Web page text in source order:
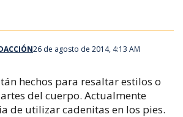
26 de agosto de 2014, 4:13 AM
hechos para resaltar estilos o
del cuerpo. Actualmente
de utilizar cadenitas en los pies.